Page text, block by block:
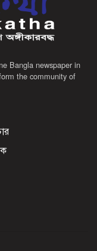
Bangla newspaper in
the community of